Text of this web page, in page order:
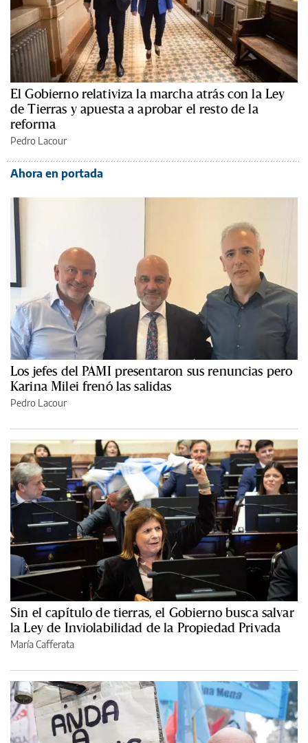
El Gobierno relativiza la marcha atrás con la Ley
de Tierras y apuesta a aprobar el resto de la
reforma
Pedro Lacour
Ahora en portada
Los jefes del PAMI presentaron sus renuncias pero
Karina Milei frenó las salidas
Pedro Lacour
Sin el capítulo de tierras, el Gobierno busca salvar
la Ley de Inviolabilidad de la Propiedad Privada
María Cafferata